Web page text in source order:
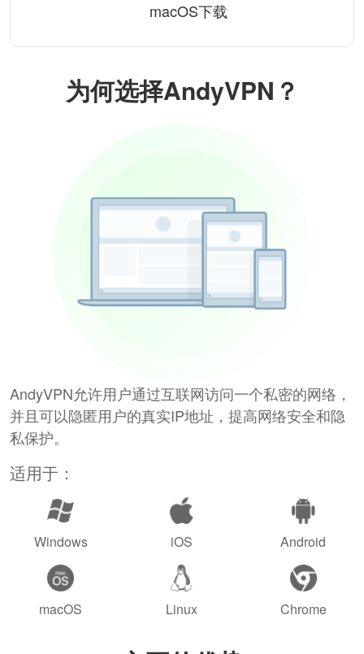
为何选择AndyVPN？
AndyVPN允许用户通过互联网访问一个私密的网络，
并且可以隐匿用户的真实IP地址，提高网络安全和隐
私保护。
适用于：
Windows iOS Android
macOS Linux Chrome
macOS下载